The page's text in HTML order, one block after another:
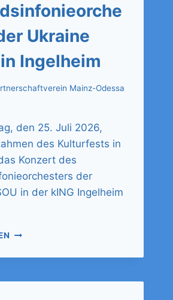
Ukraine
Ingelheim
Mainz-Odessa
den 25. Juli 2026,
des Kulturfests in
Konzert des
der
in der kING Ingelheim